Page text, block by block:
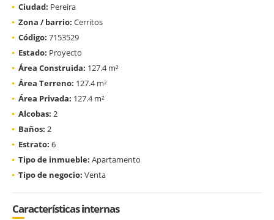
Ciudad: Pereira
Zona / barrio: Cerritos
Código: 7153529
Estado: Proyecto
Área Construida: 127.4 m²
Área Terreno: 127.4 m²
Área Privada: 127.4 m²
Alcobas: 2
Baños: 2
Estrato: 6
Tipo de inmueble: Apartamento
Tipo de negocio: Venta
Características internas